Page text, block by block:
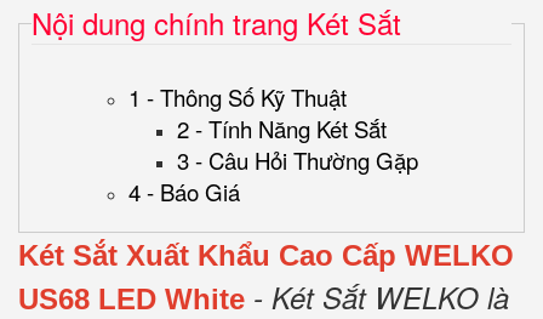
Nội dung chính trang Két Sắt
1 - Thông Số Kỹ Thuật
2 - Tính Năng Két Sắt
3 - Câu Hỏi Thường Gặp
4 - Báo Giá
Két Sắt Xuất Khẩu Cao Cấp WELKO
US68 LED White - Két Sắt WELKO là